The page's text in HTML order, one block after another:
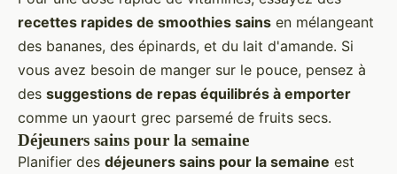
recettes rapides de smoothies sains en mélangeant
des bananes, des épinards, et du lait d'amande. Si
vous avez besoin de manger sur le pouce, pensez à
des suggestions de repas équilibrés à emporter
comme un yaourt grec parsemé de fruits secs.
Déjeuners sains pour la semaine
Planifier des déjeuners sains pour la semaine est